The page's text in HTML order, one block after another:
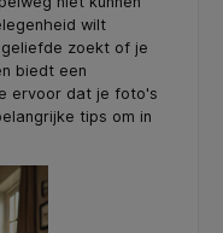
wilt
zoekt of je
biedt een
ervoor dat je foto's
tips om in